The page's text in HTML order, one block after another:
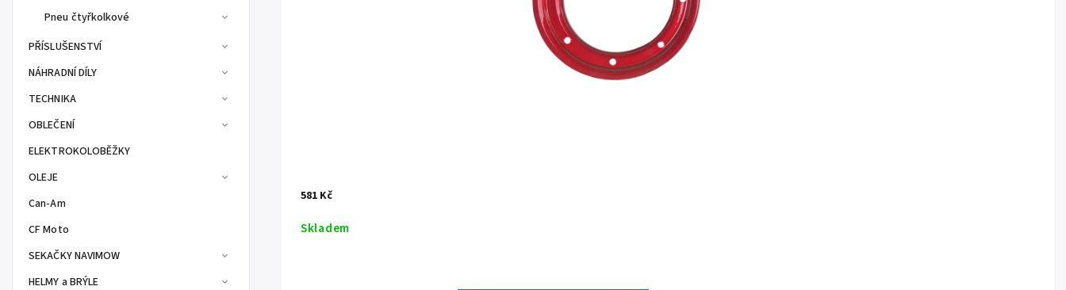
Pneu čtyřkolkové
PŘÍSLUŠENSTVÍ
NÁHRADNÍ DÍLY
TECHNIKA
OBLEČENÍ
ELEKTROKOLOBĚŽKY
OLEJE
Can-Am
CF Moto
SEKAČKY NAVIMOW
HELMY a BRÝLE
581 Kč
Skladem